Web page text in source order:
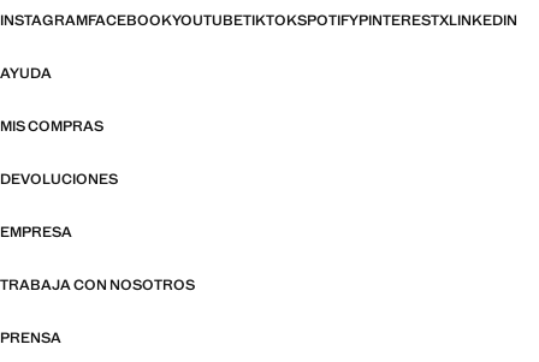
INSTAGRAMFACEBOOKYOUTUBETIKTOKSPOTIFYPINTERESTXLINKEDIN
AYUDA
MIS COMPRAS
DEVOLUCIONES
EMPRESA
TRABAJA CON NOSOTROS
PRENSA